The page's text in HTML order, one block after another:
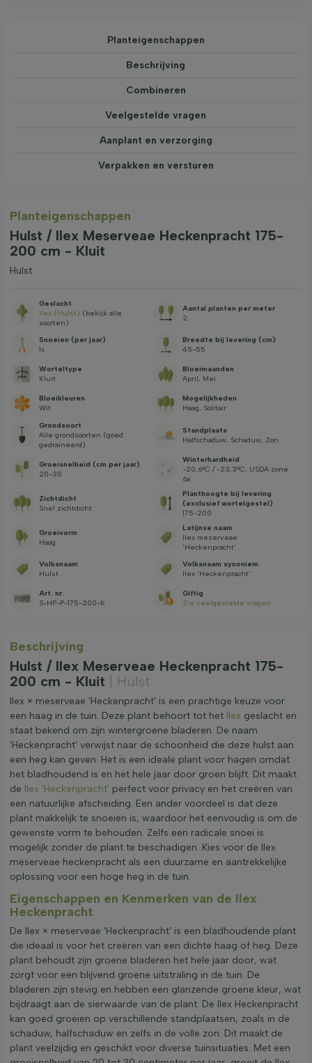
Planteigenschappen
Beschrijving
Combineren
Veelgestelde vragen
Aanplant en verzorging
Verpakken en versturen
Planteigenschappen
Hulst / Ilex Meserveae Heckenpracht 175-
200 cm - Kluit
Hulst
Geslacht
Ilex (Hulst) (bekijk alle
soorten)
Aantal planten per meter
2
Snoeien (per jaar)
1x
Breedte bij levering (cm)
45-55
Worteltype
Kluit
Bloeimaanden
April, Mei
Bloeikleuren
Wit
Mogelijkheden
Haag, Solitair
Grondsoort
Alle grondsoorten (goed
gedraineerd)
Standplaats
Halfschaduw, Schaduw, Zon
Groeisnelheid (cm per jaar)
20-30
Winterhardheid
-20,6°C / -23,3°C, USDA zone
6a
Zichtdicht
Snel zichtdicht
Planthoogte bij levering
(exclusief wortelgestel)
175-200
Groeivorm
Haag
Latijnse naam
Ilex meserveae
'Heckenpracht'
Volksnaam
Hulst
Volksnaam synoniem
Ilex 'Heckenpracht'
Art. nr.
S-HP-P-175-200-K
Giftig
Zie veelgestelde vragen
Beschrijving
Hulst / Ilex Meserveae Heckenpracht 175-
200 cm - Kluit
| Hulst
Ilex × meserveae 'Heckenpracht' is een prachtige keuze voor
een haag in de tuin. Deze plant behoort tot het Ilex geslacht en
staat bekend om zijn wintergroene bladeren. De naam
'Heckenpracht' verwijst naar de schoonheid die deze hulst aan
een heg kan geven. Het is een ideale plant voor hagen omdat
het bladhoudend is en het hele jaar door groen blijft. Dit maakt
de Ilex 'Heckenpracht' perfect voor privacy en het creëren van
een natuurlijke afscheiding. Een ander voordeel is dat deze
plant makkelijk te snoeien is, waardoor het eenvoudig is om de
gewenste vorm te behouden. Zelfs een radicale snoei is
mogelijk zonder de plant te beschadigen. Kies voor de Ilex
meserveae heckenpracht als een duurzame en aantrekkelijke
oplossing voor een hoge heg in de tuin.
Eigenschappen en Kenmerken van de Ilex
Heckenpracht
De Ilex × meserveae 'Heckenpracht' is een bladhoudende plant
die ideaal is voor het creëren van een dichte haag of heg. Deze
plant behoudt zijn groene bladeren het hele jaar door, wat
zorgt voor een blijvend groene uitstraling in de tuin. De
bladeren zijn stevig en hebben een glanzende groene kleur, wat
bijdraagt aan de sierwaarde van de plant. De Ilex Heckenpracht
kan goed groeien op verschillende standplaatsen, zoals in de
schaduw, halfschaduw en zelfs in de volle zon. Dit maakt de
plant veelzijdig en geschikt voor diverse tuinsituaties. Met een